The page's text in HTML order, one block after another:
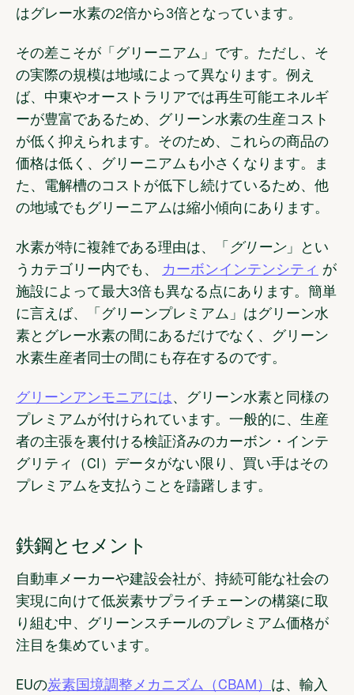
はグレー水素の2倍から3倍となっています。
その差こそが「グリーニアム」です。ただし、そ
の実際の規模は地域によって異なります。例え
ば、中東やオーストラリアでは再生可能エネルギ
ーが豊富であるため、グリーン水素の生産コスト
が低く抑えられます。そのため、これらの商品の
価格は低く、グリーニアムも小さくなります。ま
た、電解槽のコストが低下し続けているため、他
の地域でもグリーニアムは縮小傾向にあります。
水素が特に複雑である理由は、「 グリーン」とい
うカテゴリー内でも、
カーボンインテンシティ が
施設によって最大3倍も異なる点にあります。簡単
に言えば、「グリーンプレミアム」はグリーン水
素とグレー水素の間にあるだけでなく、グリーン
水素生産者同士の間にも存在するのです。
グリーンアンモニアには、グリーン水素と同様の
プレミアムが付けられています。一般的に、生産
者の主張を裏付ける検証済みのカーボン・インテ
グリティ（CI）データがない限り、買い手はその
プレミアムを支払うことを躊躇します。
鉄鋼とセメント
自動車メーカーや建設会社が、持続可能な社会の
実現に向けて低炭素サプライチェーンの構築に取
り組む中、グリーンスチールのプレミアム価格が
注目を集めています。
EUの炭素国境調整メカニズム（CBAM） は、輸入